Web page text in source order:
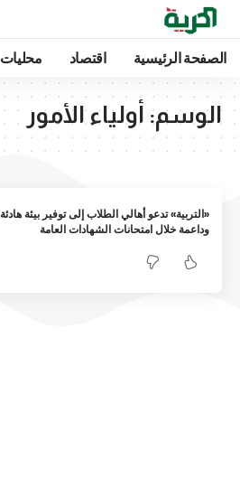
الصفحة الرئيسية اقتصاد محليات
الوسم: أولياء الأمور
«التربية» تدعو أهالي الطلاب إلى توفير بيئة هادئة
وداعمة خلال امتحانات الشهادات العامة